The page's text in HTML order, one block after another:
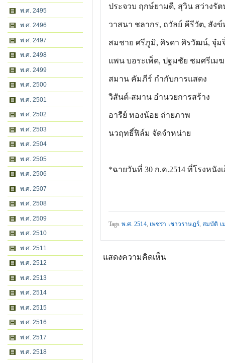
พ.ศ. 2495
พ.ศ. 2496
พ.ศ. 2497
พ.ศ. 2498
พ.ศ. 2499
พ.ศ. 2500
พ.ศ. 2501
พ.ศ. 2502
พ.ศ. 2503
พ.ศ. 2504
พ.ศ. 2505
พ.ศ. 2506
พ.ศ. 2507
พ.ศ. 2508
พ.ศ. 2509
พ.ศ. 2510
พ.ศ. 2511
พ.ศ. 2512
พ.ศ. 2513
พ.ศ. 2514
พ.ศ. 2515
พ.ศ. 2516
พ.ศ. 2517
พ.ศ. 2518
ประจวบ ฤกษ์ยามดี, สุวิน สว่างรั
วาสนา ชลากร, ถวัลย์ คีรีวัต, สังข์
สมชาย ศรีภูมิ, ศิรดา ศิรวัฒน์, จุ๋ม
แพน บอระเพ็ด, ปฐมชัย ชมศรีเมฆ
สมาน คัมภีร์ กำกับการแสดง
วิสันต์-สมาน อำนวยการสร้าง
อารีย์ ทองน้อย ถ่ายภาพ
นวฤทธิ์ฟิล์ม จัดจำหน่าย
*ฉายวันที่ 30 ก.ค.2514 ที่โรงหนัง
Tags พ.ศ. 2514, เพชรา เชาวราษฎร์,สมบัติ เ
แสดงความคิดเห็น